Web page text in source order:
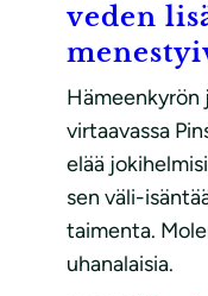
veden
Hämeenkyrön
virtaavassa
elää
sen väli-
taimenta.
uhanalaisia.